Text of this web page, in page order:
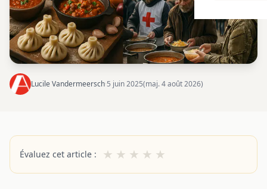
Lucile Vandermeersch·5 juin 2025(maj. 4 août 2026)
Évaluez cet article : ★ ★ ★ ★ ★